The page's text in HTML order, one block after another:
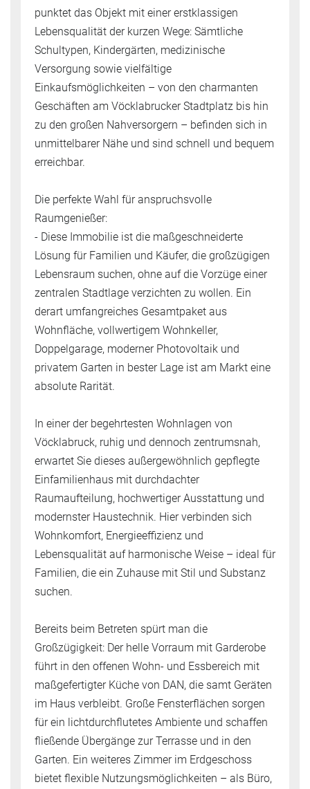
punktet das Objekt mit einer erstklassigen
Lebensqualität der kurzen Wege: Sämtliche
Schultypen, Kindergärten, medizinische
Versorgung sowie vielfältige
Einkaufsmöglichkeiten – von den charmanten
Geschäften am Vöcklabrucker Stadtplatz bis hin
zu den großen Nahversorgern – befinden sich in
unmittelbarer Nähe und sind schnell und bequem
erreichbar.
Die perfekte Wahl für anspruchsvolle
Raumgenießer:
- Diese Immobilie ist die maßgeschneiderte
Lösung für Familien und Käufer, die großzügigen
Lebensraum suchen, ohne auf die Vorzüge einer
zentralen Stadtlage verzichten zu wollen. Ein
derart umfangreiches Gesamtpaket aus
Wohnfläche, vollwertigem Wohnkeller,
Doppelgarage, moderner Photovoltaik und
privatem Garten in bester Lage ist am Markt eine
absolute Rarität.
In einer der begehrtesten Wohnlagen von
Vöcklabruck, ruhig und dennoch zentrumsnah,
erwartet Sie dieses außergewöhnlich gepflegte
Einfamilienhaus mit durchdachter
Raumaufteilung, hochwertiger Ausstattung und
modernster Haustechnik. Hier verbinden sich
Wohnkomfort, Energieeffizienz und
Lebensqualität auf harmonische Weise – ideal für
Familien, die ein Zuhause mit Stil und Substanz
suchen.
Bereits beim Betreten spürt man die
Großzügigkeit: Der helle Vorraum mit Garderobe
führt in den offenen Wohn- und Essbereich mit
maßgefertigter Küche von DAN, die samt Geräten
im Haus verbleibt. Große Fensterflächen sorgen
für ein lichtdurchflutetes Ambiente und schaffen
fließende Übergänge zur Terrasse und in den
Garten. Ein weiteres Zimmer im Erdgeschoss
bietet flexible Nutzungsmöglichkeiten – als Büro,